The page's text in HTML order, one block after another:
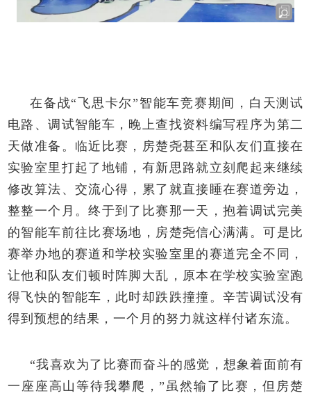
在备战“飞思卡尔”智能车竞赛期间，白天测试
电路、调试智能车，晚上查找资料编写程序为第二
天做准备。临近比赛，房楚尧甚至和队友们直接在
实验室里打起了地铺，有新思路就立刻爬起来继续
修改算法、交流心得，累了就直接睡在赛道旁边，
整整一个月。终于到了比赛那一天，抱着调试完美
的智能车前往比赛场地，房楚尧信心满满。可是比
赛举办地的赛道和学校实验室里的赛道完全不同，
让他和队友们顿时阵脚大乱，原本在学校实验室跑
得飞快的智能车，此时却跌跌撞撞。辛苦调试没有
得到预想的结果，一个月的努力就这样付诸东流。
“我喜欢为了比赛而奋斗的感觉，想象着面前有
一座座高山等待我攀爬，”虽然输了比赛，但房楚